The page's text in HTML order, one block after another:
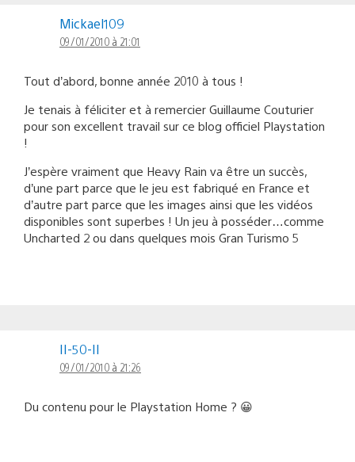
Mickael109
09/01/2010 à 21:01
Tout d’abord, bonne année 2010 à tous !
Je tenais à féliciter et à remercier Guillaume Couturier
pour son excellent travail sur ce blog officiel Playstation
!
J’espère vraiment que Heavy Rain va être un succès,
d’une part parce que le jeu est fabriqué en France et
d’autre part parce que les images ainsi que les vidéos
disponibles sont superbes ! Un jeu à posséder…comme
Uncharted 2 ou dans quelques mois Gran Turismo 5
II-50-II
09/01/2010 à 21:26
Du contenu pour le Playstation Home ? 😀